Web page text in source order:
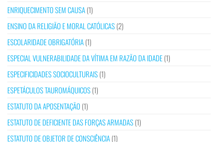
ENRIQUECIMENTO SEM CAUSA(1)
ENSINO DA RELIGIÃO E MORAL CATÓLICAS(2)
ESCOLARIDADE OBRIGATÓRIA(1)
ESPECIAL VULNERABILIDADE DA VÍTIMA EM RAZÃO DA IDADE(1)
ESPECIFICIDADES SOCIOCULTURAIS(1)
ESPETÁCULOS TAUROMÁQUICOS(1)
ESTATUTO DA APOSENTAÇÃO (1)
ESTATUTO DE DEFICIENTE DAS FORÇAS ARMADAS(1)
ESTATUTO DE OBJETOR DE CONSCIÊNCIA(1)